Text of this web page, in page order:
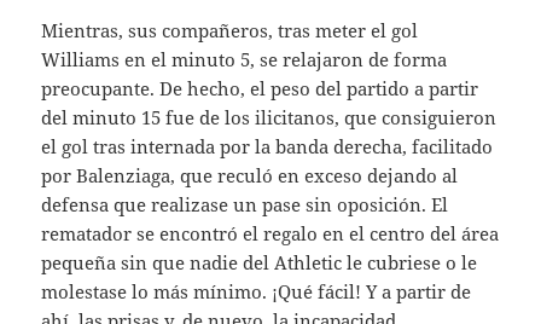
Mientras, sus compañeros, tras meter el gol
Williams en el minuto 5, se relajaron de forma
preocupante. De hecho, el peso del partido a partir
del minuto 15 fue de los ilicitanos, que consiguieron
el gol tras internada por la banda derecha, facilitado
por Balenziaga, que reculó en exceso dejando al
defensa que realizase un pase sin oposición. El
rematador se encontró el regalo en el centro del área
pequeña sin que nadie del Athletic le cubriese o le
molestase lo más mínimo. ¡Qué fácil! Y a partir de